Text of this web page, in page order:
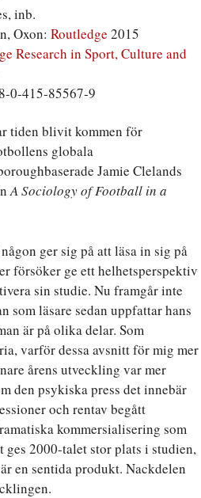
inb.
Oxon: Routledge 2015
Research in Sport, Culture and
0-415-85567-9
tiden blivit kommen för
globala
Jamie Clelands
A Sociology of Football in a
ger sig på att läsa in sig på
försöker ge ett helhetsperspektiv
sin studie. Nu framgår inte
läsare sedan uppfattar hans
är på olika delar. Som
varför dessa avsnitt för mig mer
årens utveckling var mer
den psykiska press det innebär
och rentav begått
kommersialisering som
2000-talet stor plats i studien,
en sentida produkt. Nackdelen